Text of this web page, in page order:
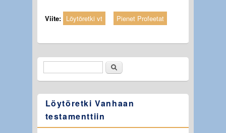
Viite: Löytöretki vt Pienet Profeetat
HakulomakeEtsi
Löytöretki Vanhaan
testamenttiin